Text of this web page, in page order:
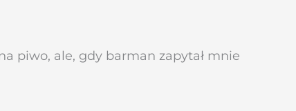
piwo, ale, gdy barman zapytał mnie